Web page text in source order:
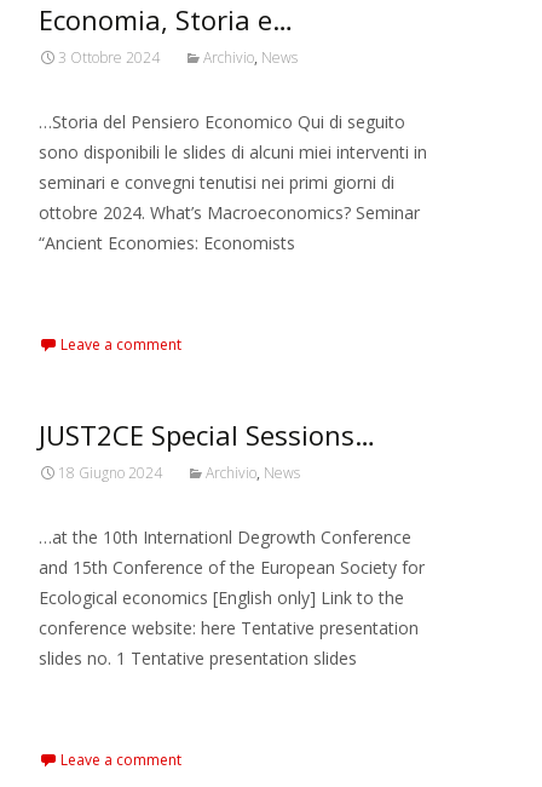
Economia, Storia e…
3 Ottobre 2024 Archivio, News
…Storia del Pensiero Economico Qui di seguito
sono disponibili le slides di alcuni miei interventi in
seminari e convegni tenutisi nei primi giorni di
ottobre 2024. What’s Macroeconomics? Seminar
“Ancient Economies: Economists
Leave a comment
JUST2CE Special Sessions…
18 Giugno 2024 Archivio, News
…at the 10th Internationl Degrowth Conference
and 15th Conference of the European Society for
Ecological economics [English only] Link to the
conference website: here Tentative presentation
slides no. 1 Tentative presentation slides
Leave a comment